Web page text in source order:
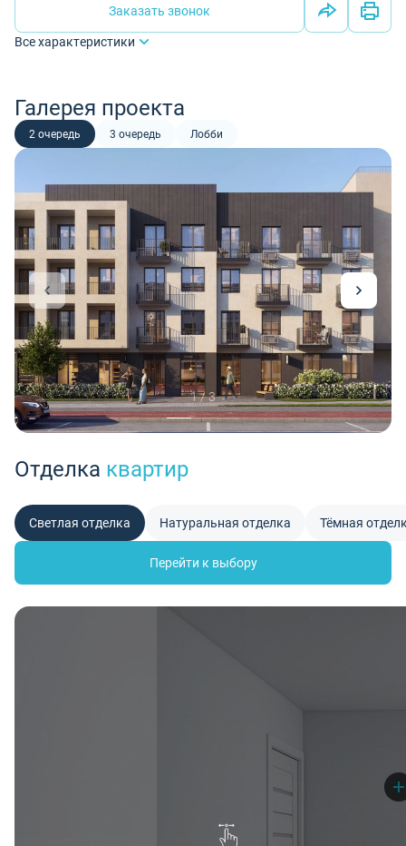
Заказать звонок
Все характеристики
Галерея проекта
2 очередь 3 очередь Лобби
1 / 3
Отделка квартир
Светлая отделка Натуральная отделка Тёмная
Перейти к выбору